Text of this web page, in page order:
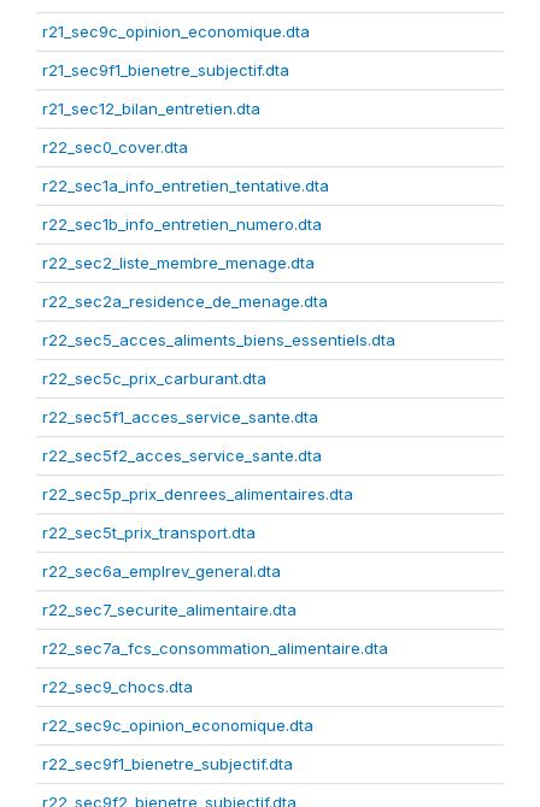
r21_sec9c_opinion_economique.dta
r21_sec9f1_bienetre_subjectif.dta
r21_sec12_bilan_entretien.dta
r22_sec0_cover.dta
r22_sec1a_info_entretien_tentative.dta
r22_sec1b_info_entretien_numero.dta
r22_sec2_liste_membre_menage.dta
r22_sec2a_residence_de_menage.dta
r22_sec5_acces_aliments_biens_essentiels.dta
r22_sec5c_prix_carburant.dta
r22_sec5f1_acces_service_sante.dta
r22_sec5f2_acces_service_sante.dta
r22_sec5p_prix_denrees_alimentaires.dta
r22_sec5t_prix_transport.dta
r22_sec6a_emplrev_general.dta
r22_sec7_securite_alimentaire.dta
r22_sec7a_fcs_consommation_alimentaire.dta
r22_sec9_chocs.dta
r22_sec9c_opinion_economique.dta
r22_sec9f1_bienetre_subjectif.dta
r22_sec9f2_bienetre_subjectif.dta